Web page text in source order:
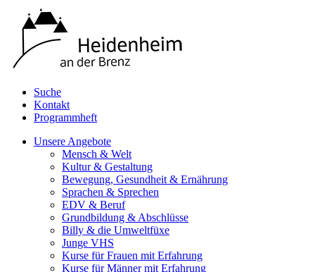
Suche
Kontakt
Programmheft
Unsere Angebote
Mensch & Welt
Kultur & Gestaltung
Bewegung, Gesundheit & Ernährung
Sprachen & Sprechen
EDV & Beruf
Grundbildung & Abschlüsse
Billy & die Umweltfüxe
Junge VHS
Kurse für Frauen mit Erfahrung
Kurse für Männer mit Erfahrung